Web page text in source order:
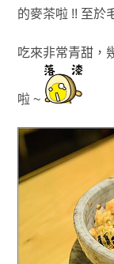
的麥茶啦 !! 至於
吃來非常青甜，
啦 ~